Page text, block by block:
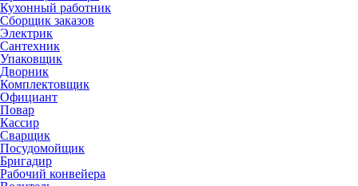
Кухонный работник
Сборщик заказов
Электрик
Сантехник
Упаковщик
Дворник
Комплектовщик
Официант
Повар
Кассир
Сварщик
Посудомойщик
Бригадир
Рабочий конвейера